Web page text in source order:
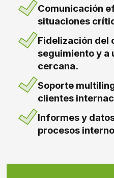
Comunicación
situaciones
Fidelización del
seguimiento y a
cercana.
Soporte
clientes
Informes y
procesos